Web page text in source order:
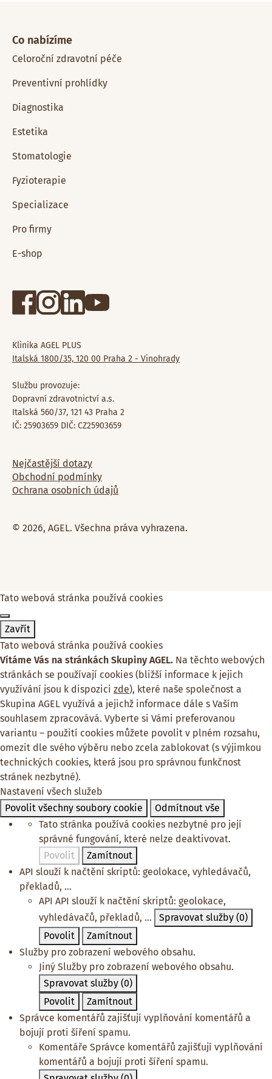
Klinika AGEL PLUS
Italská 1800/35, 120 00 Praha 2 - Vinohrady
Službu provozuje:
Dopravní zdravotnictví a.s.
Italská 560/37, 121 43 Praha 2
IČ: 25903659 DIČ: CZ25903659
Co nabízíme
Celoroční zdravotní péče
Preventivní prohlídky
Diagnostika
Estetika
Stomatologie
Fyzioterapie
Specializace
Pro firmy
E-shop
© 2026, AGEL. Všechna práva vyhrazena.
Nejčastější dotazy
Obchodní podmínky
Ochrana osobních údajů
Tato webová stránka používá cookies
Zavřít
Tato webová stránka používá cookies
Vítáme Vás na stránkách Skupiny AGEL. Na těchto webových
stránkách se používají cookies (bližší informace k jejich
využívání jsou k dispozici zde), které naše společnost a
Skupina AGEL využívá a jejichž informace dále s Vaším
souhlasem zpracovává. Vyberte si Vámi preferovanou
variantu – použití cookies můžete povolit v plném rozsahu,
omezit dle svého výběru nebo zcela zablokovat (s výjimkou
technických cookies, která jsou pro správnou funkčnost
stránek nezbytné).
Nastavení všech služeb
Povolit všechny soubory cookie
Odmítnout vše
Tato stránka používá cookies nezbytné pro její
správné fungování, které nelze deaktivovat.
Povolit
Zamítnout
API slouží k načtění skriptů: geolokace, vyhledávačů,
překladů, ...
API API slouží k načtění skriptů: geolokace,
vyhledávačů, překladů, ...
Spravovat služby (0)
Povolit
Zamítnout
Služby pro zobrazení webového obsahu.
Jiný Služby pro zobrazení webového obsahu.
Spravovat služby (0)
Povolit
Zamítnout
Správce komentářů zajišťují vyplňování komentářů a
bojují proti šíření spamu.
Komentáře Správce komentářů zajišťují vyplňování
komentářů a bojují proti šíření spamu.